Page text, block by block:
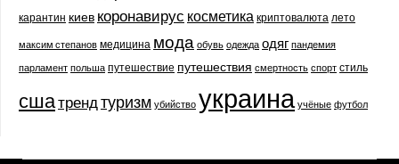
карантин киев коронавирус косметика криптовалюта лето
максим степанов медицина мода обувь одежда одяг пандемия
парламент польша путешествие путешествия смертность спорт стиль
сшатрендтуризм убийство украина учёные футбол